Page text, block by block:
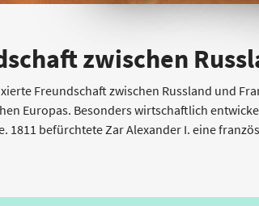
zwischen
Freundschaft zwischen Russland und
Europas. Besonders wirtschaftlich
befürchtete Zar Alexander I. eine